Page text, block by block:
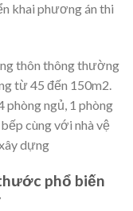
khai phương án thi
thôn thông thường
từ 45 đến 150m2.
ngủ, 1 phòng
cùng với nhà vệ
dựng
phổ biến